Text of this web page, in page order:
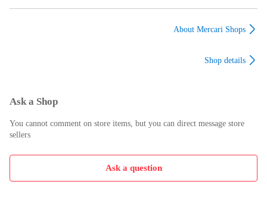
About Mercari Shops
Shop details
Ask a Shop
You cannot comment on store items, but you can direct message store
sellers
Ask a question